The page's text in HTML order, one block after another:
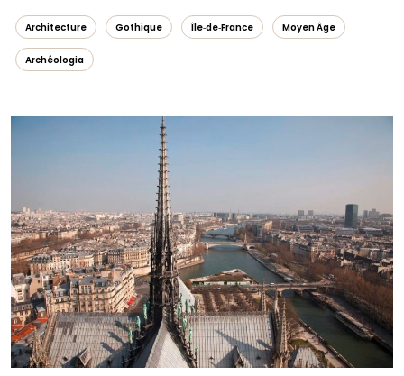
Architecture Gothique Île‑de‑France Moyen Âge
Archéologia